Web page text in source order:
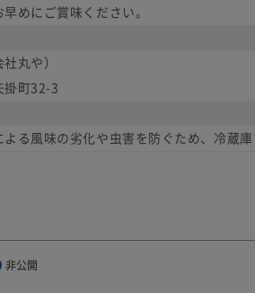
めにご賞味ください。
丸や）
掛町32-3
る風味の劣化や虫害を防ぐため、冷蔵庫
非公開